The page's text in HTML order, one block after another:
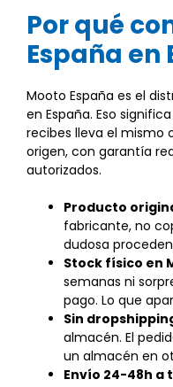
Por qué
España
Mooto España es el
en España. Eso
recibes lleva el mismo
origen, con garantía
autorizados.
Producto
fabricante, no
dudosa
Stock físico en
semanas ni
pago. Lo que
Sin
almacén. El
un almacén en
Envío 24-48h a